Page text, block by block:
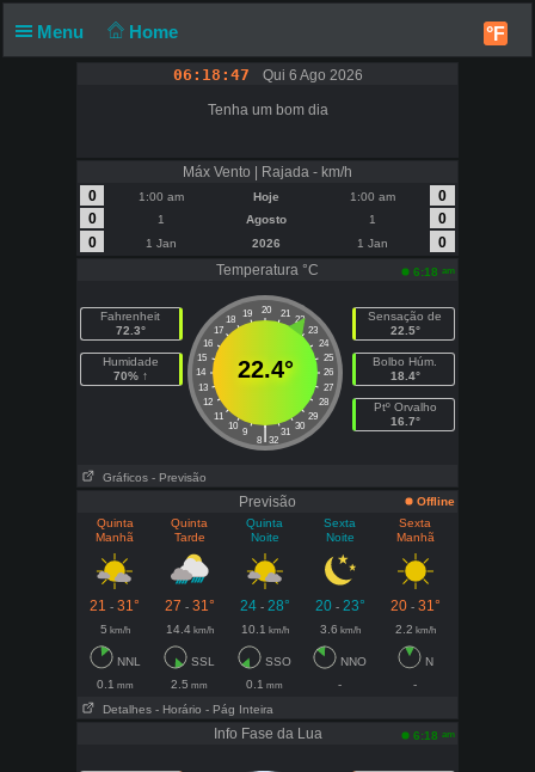
Menu Home °F
06:18:47 Qui 6 Ago 2026
Tenha um bom dia
Máx Vento | Rajada - km/h
0
1:00 am Hoje 1:00 am
0
0
1 Agosto 1
0
0
1 Jan 2026 1 Jan
0
Temperatura °C
6:18 am
Fahrenheit
72.3°
Humidade
70% ↑
20
19 21
18
22
17
23
16
24
15
25
14
26
13
27
12
28
11
29
10
30
9 31
|
8 32
22.4°
Sensação de
22.5°
Bolbo Húm.
18.4°
Ptº Orvalho
16.7°
Gráficos - Previsão
Previsão
Offline
Quinta
Manhã
Quinta
Tarde
Quinta
Noite
Sexta
Noite
Sexta
Manhã
21 - 31° 27 - 31° 24- 28° 20- 23° 20- 31°
5 km/h 14.4km/h 10.1 km/h 3.6 km/h 2.2 km/h
NNL SSL SSO NNO
N
0.1 mm 2.5 mm 0.1 mm -
-
Detalhes - Horário - Pág Inteira
Info Fase da Lua 6:18 am